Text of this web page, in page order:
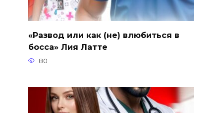
«Развод или как (не) влюбиться в
босса» Лия Латте
80